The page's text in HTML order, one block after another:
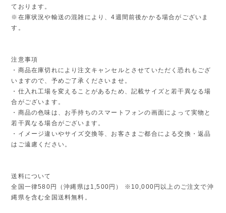
ております。
※在庫状況や輸送の混雑により、4週間前後かかる場合がございま
す。
注意事項
・商品在庫切れにより注文キャンセルとさせていただく恐れもござ
いますので、予めご了承くださいませ。
・仕入れ工場を変えることがあるため、記載サイズと若干異なる場
合がございます。
・商品の色味は、お手持ちのスマートフォンの画面によって実物と
若干異なる場合がございます。
・イメージ違いやサイズ交換等、お客さまご都合による交換・返品
はご遠慮ください。
送料について
全国一律580円（沖縄県は1,500円） ※10,000円以上のご注文で沖
縄県を含む全国送料無料。